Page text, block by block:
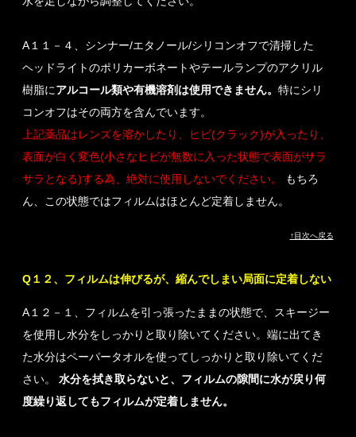
A１１－４、シンナー/エタノール/シリコンオフで清掃した
ヘッドライトのポリカーボネートやテールランプのアクリル
樹脂にアルコール類や有機溶剤は使用できません。特にシリ
コンオフはその両方を含んでいます。
上記薬品はレンズを溶かしたり、ヒビ(クラック)が入ったり、
表面が白く変色(小さなヒビが無数に入った状態で表面がサラ
サラとなる)する為、絶対に使用しないでください。
もちろ
ん、この状態ではフィルムはほとんど定着しません。
↑目次へ戻る
Q１２、フィルムは伸びるが、縮んでしまい局面に定着しない
A１２－１、フィルムを引っ張ったままの状態で、スキージー
を使用し水分をしっかりと取り除いてください。端に出てき
た水分はペーパータオルを使ってしっかりと取り除いてくだ
さい。水分を拭き取らないと、フィルムの隙間に水が戻り何
度繰り返してもフィルムが定着しません。